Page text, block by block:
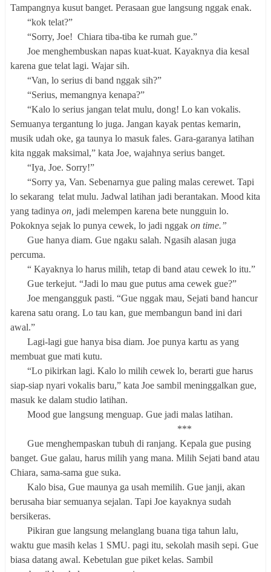
Tampangnya kusut banget. Perasaan gue langsung nggak enak.
“kok telat?”
“Sorry, Joe! Chiara tiba-tiba ke rumah gue.”
Joe menghembuskan napas kuat-kuat. Kayaknya dia kesal
karena gue telat lagi. Wajar sih.
“Van, lo serius di band nggak sih?”
“Serius, memangnya kenapa?”
“Kalo lo serius jangan telat mulu, dong! Lo kan vokalis.
Semuanya tergantung lo juga. Jangan kayak pentas kemarin,
musik udah oke, ga taunya lo masuk fales. Gara-garanya latihan
kita nggak maksimal,” kata Joe, wajahnya serius banget.
“Iya, Joe. Sorry!”
“Sorry ya, Van. Sebenarnya gue paling malas cerewet. Tapi
lo sekarang telat mulu. Jadwal latihan jadi berantakan. Mood kita
yang tadinya on, jadi melempen karena bete nungguin lo.
Pokoknya sejak lo punya cewek, lo jadi nggak on time.”
Gue hanya diam. Gue ngaku salah. Ngasih alasan juga
percuma.
“ Kayaknya lo harus milih, tetap di band atau cewek lo itu.”
Gue terkejut. “Jadi lo mau gue putus ama cewek gue?”
Joe mengangguk pasti. “Gue nggak mau, Sejati band hancur
karena satu orang. Lo tau kan, gue membangun band ini dari
awal.”
Lagi-lagi gue hanya bisa diam. Joe punya kartu as yang
membuat gue mati kutu.
“Lo pikirkan lagi. Kalo lo milih cewek lo, berarti gue harus
siap-siap nyari vokalis baru,” kata Joe sambil meninggalkan gue,
masuk ke dalam studio latihan.
Mood gue langsung menguap. Gue jadi malas latihan.
***
Gue menghempaskan tubuh di ranjang. Kepala gue pusing
banget. Gue galau, harus milih yang mana. Milih Sejati band atau
Chiara, sama-sama gue suka.
Kalo bisa, Gue maunya ga usah memilih. Gue janji, akan
berusaha biar semuanya sejalan. Tapi Joe kayaknya sudah
bersikeras.
Pikiran gue langsung melanglang buana tiga tahun lalu,
waktu gue masih kelas 1 SMU. pagi itu, sekolah masih sepi. Gue
biasa datang awal. Kebetulan gue piket kelas. Sambil